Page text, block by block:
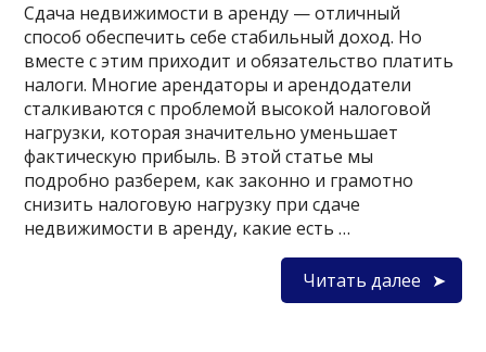
Сдача недвижимости в аренду — отличный
способ обеспечить себе стабильный доход. Но
вместе с этим приходит и обязательство платить
налоги. Многие арендаторы и арендодатели
сталкиваются с проблемой высокой налоговой
нагрузки, которая значительно уменьшает
фактическую прибыль. В этой статье мы
подробно разберем, как законно и грамотно
снизить налоговую нагрузку при сдаче
недвижимости в аренду, какие есть …
Читать далее